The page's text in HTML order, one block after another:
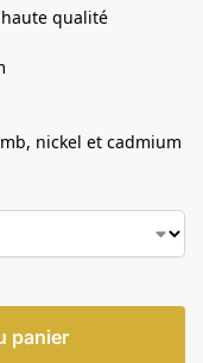
qualité
nickel et cadmium
panier